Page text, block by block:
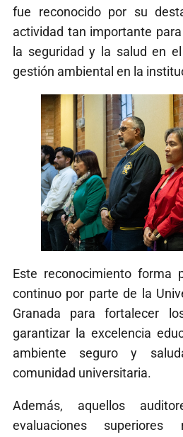
fue reconocido por su
actividad tan importante
la seguridad y la salud en
gestión ambiental en la
Este reconocimiento forma
continuo por parte de la
Granada para fortalecer
garantizar la excelencia
ambiente seguro y
comunidad universitaria.
Además, aquellos
evaluaciones superiores